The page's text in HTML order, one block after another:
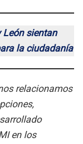
León sientan
la ciudadanía
relacionamos
en los